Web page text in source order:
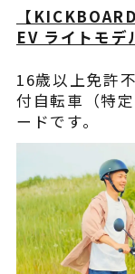
【​
EV ライトモデ
16歳以上免許
付自転車（特
ードです。